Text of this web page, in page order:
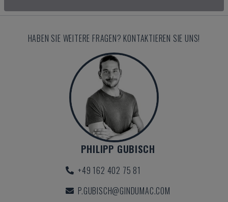
HABEN SIE WEITERE FRAGEN? KONTAKTIEREN SIE UNS!
PHILIPP GUBISCH
+49 162 402 75 81
P.GUBISCH@GINDUMAC.COM